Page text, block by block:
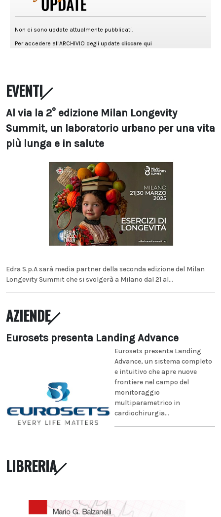
EVENTI
Al via la 2° edizione Milan Longevity
Summit, un laboratorio urbano per una vita
più lunga e in salute
Edra S.p.A sarà media partner della seconda edizione del Milan
Longevity Summit che si svolgerà a Milano dal 21 al...
AZIENDE
Eurosets presenta Landing Advance
Eurosets presenta Landing
Advance, un sistema completo
e intuitivo che apre nuove
frontiere nel campo del
monitoraggio
multiparametrico in
cardiochirurgia...
LIBRERIA